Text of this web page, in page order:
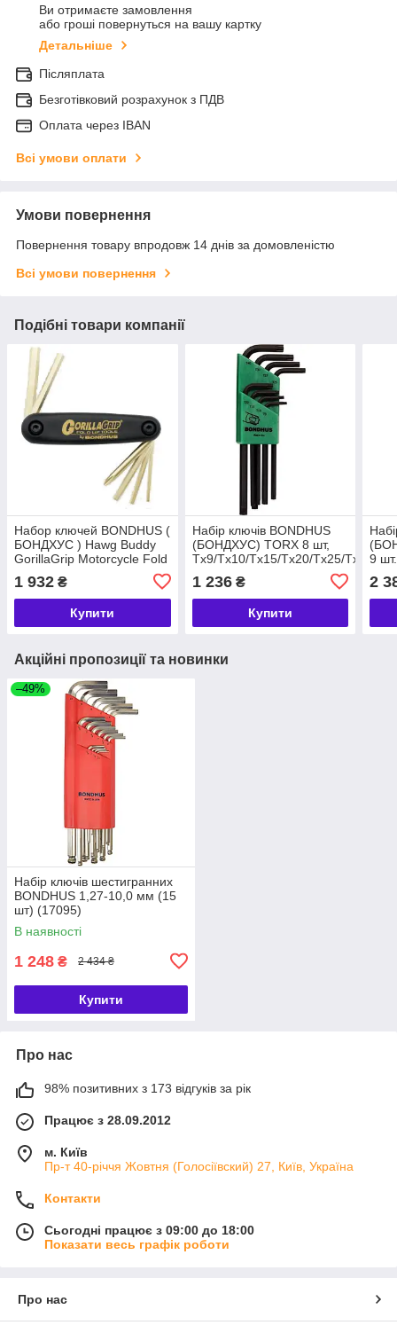
Ви отримаєте замовлення
або гроші повернуться на вашу картку
Детальніше
Післяплата
Безготівковий розрахунок з ПДВ
Оплата через IBAN
Всі умови оплати
Умови повернення
Повернення товару впродовж 14 днів за домовленістю
Всі умови повернення
Подібні товари компанії
Набор ключей BONDHUS (
БОНДХУС ) Hawg Buddy
GorillaGrip Motorcycle Fold
1 932 ₴
Купити
Набір ключів BONDHUS
(БОНДХУС) TORX 8 шт,
Tx9/Tx10/Tx15/Tx20/Tx25/Tx27/
1 236₴
Купити
9
2
Акційні пропозиції та новинки
–49%
Набір ключів шестигранних
BONDHUS 1,27-10,0 мм (15
шт) (17095)
В наявності
1 248 ₴ 2 434 ₴
Купити
Про нас
98% позитивних з 173 відгуків за рік
Працює з 28.09.2012
м. Київ
Пр-т 40-річчя Жовтня (Голосіївский) 27, Київ, Україна
Контакти
Сьогодні працює з 09:00 до 18:00
Показати весь графік роботи
Про нас